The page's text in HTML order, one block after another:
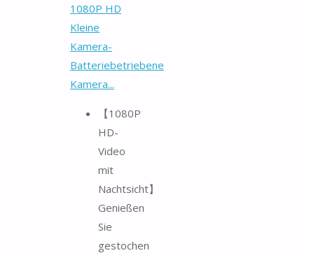
1080P HD
Kleine
Kamera-
Batteriebetriebene
Kamera...
【1080P
HD-
Video
mit
Nachtsicht】
Genießen
Sie
gestochen